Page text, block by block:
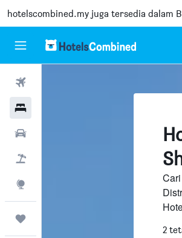
hotelscombined.my juga tersedia dalam
2